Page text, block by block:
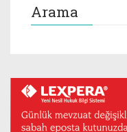
Arama